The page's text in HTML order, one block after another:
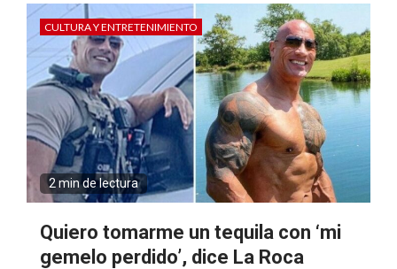
CULTURA Y ENTRETENIMIENTO
2 min de lectura
Quiero tomarme un tequila con ‘mi
gemelo perdido’, dice La Roca